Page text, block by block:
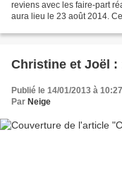
reviens avec les faire-part
aura lieu le 23 août 2014.
Christine et Joël :
Publié le 14/01/2013 à 10:27
Par Neige